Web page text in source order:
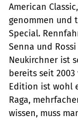
American
genommen und
Special.
Senna und
Neukirchner ist
bereits seit 2003
Edition ist wohl
Raga,
wissen, muss